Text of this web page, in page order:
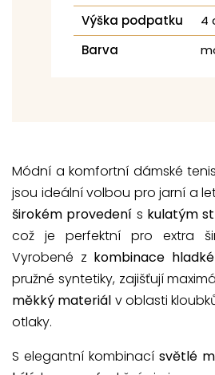
Výška podpatku
4
Barva
Módní a komfortní dámské
jsou ideální volbou pro jarní a
širokém provedení s kulatým
což je perfektní pro extra
Vyrobené z kombinace
pružné syntetiky, zajišťují
měkký materiál v oblasti
otlaky.
S elegantní kombinací světlé